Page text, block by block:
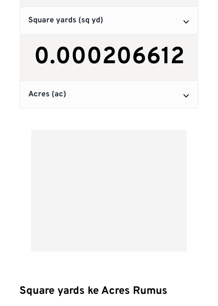
Square yards ke Acres Rumus